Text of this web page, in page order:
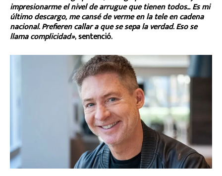
impresionarme el nivel de arrugue que tienen todos… Es mi
último descargo, me cansé de verme en la tele en cadena
nacional. Prefieren callar a que se sepa la verdad. Eso se
llama complicidad», sentenció.